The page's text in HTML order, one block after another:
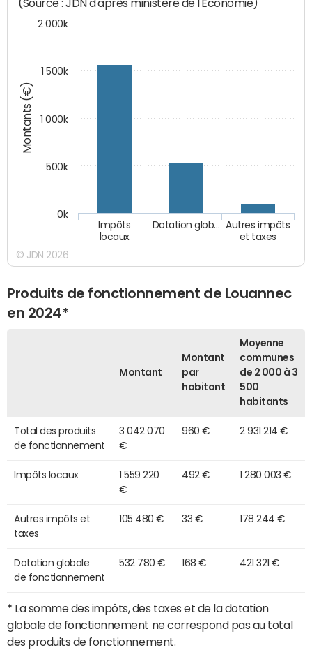
Montants (€)
(Source : JDN d'après ministère de l'Economie)
Autres impôts
et taxes
Dotation glob…
Impôts
locaux
0k
500k
1 000k
1 500k
2 000k
© JDN 2026
Produits de fonctionnement de Louannec
en 2024*
Montant
Montant
par
habitant
Moyenne
communes
de 2 000 à 3
500
habitants
Total des produits
de fonctionnement
3 042 070
€
960 € 2 931 214 €
Impôts locaux
1 559 220
€
492 € 1 280 003 €
Autres impôts et
taxes
105 480 € 33 € 178 244 €
Dotation globale
de fonctionnement
532 780 € 168 € 421 321 €
* La somme des impôts, des taxes et de la dotation
globale de fonctionnement ne correspond pas au total
des produits de fonctionnement.